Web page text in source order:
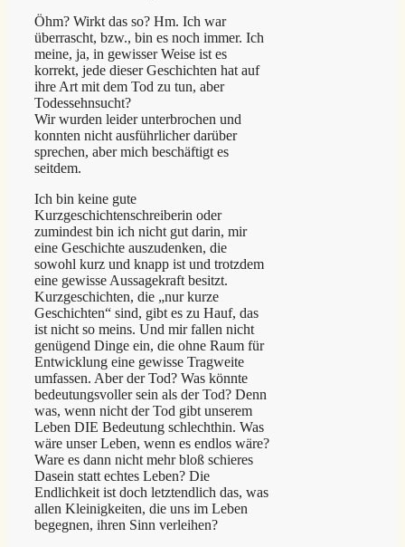
Öhm? Wirkt das so? Hm. Ich war
überrascht, bzw., bin es noch immer. Ich
meine, ja, in gewisser Weise ist es
korrekt, jede dieser Geschichten hat auf
ihre Art mit dem Tod zu tun, aber
Todessehnsucht?
Wir wurden leider unterbrochen und
konnten nicht ausführlicher darüber
sprechen, aber mich beschäftigt es
seitdem.
Ich bin keine gute
Kurzgeschichtenschreiberin oder
zumindest bin ich nicht gut darin, mir
eine Geschichte auszudenken, die
sowohl kurz und knapp ist und trotzdem
eine gewisse Aussagekraft besitzt.
Kurzgeschichten, die „nur kurze
Geschichten“ sind, gibt es zu Hauf, das
ist nicht so meins. Und mir fallen nicht
genügend Dinge ein, die ohne Raum für
Entwicklung eine gewisse Tragweite
umfassen. Aber der Tod? Was könnte
bedeutungsvoller sein als der Tod? Denn
was, wenn nicht der Tod gibt unserem
Leben DIE Bedeutung schlechthin. Was
wäre unser Leben, wenn es endlos wäre?
Ware es dann nicht mehr bloß schieres
Dasein statt echtes Leben? Die
Endlichkeit ist doch letztendlich das, was
allen Kleinigkeiten, die uns im Leben
begegnen, ihren Sinn verleihen?